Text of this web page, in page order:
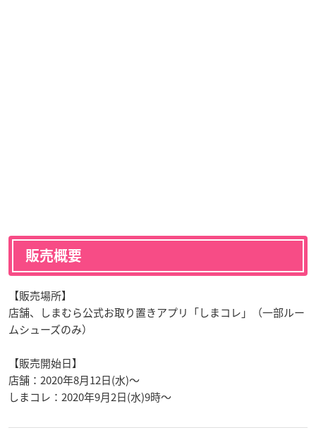
販売概要
【販売場所】
店舗、しまむら公式お取り置きアプリ「しまコレ」（一部ルー
ムシューズのみ）
【販売開始日】
店舗：2020年8月12日(水)〜
しまコレ：2020年9月2日(水)9時〜